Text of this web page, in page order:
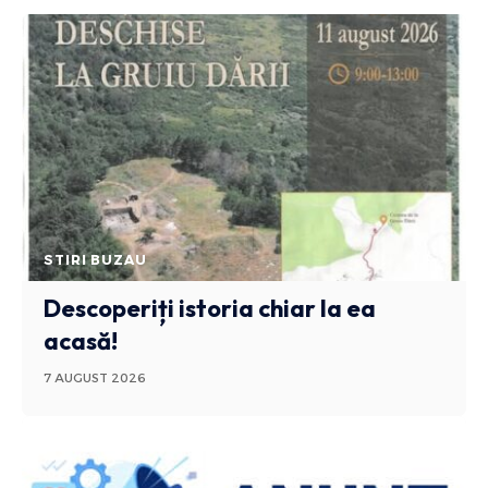
STIRI BUZAU
Descoperiți istoria chiar la ea
acasă!
7 AUGUST 2026